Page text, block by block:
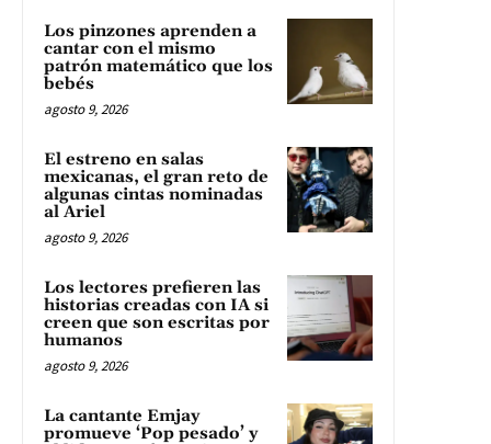
Los pinzones aprenden a
cantar con el mismo
patrón matemático que los
bebés
agosto 9, 2026
El estreno en salas
mexicanas, el gran reto de
algunas cintas nominadas
al Ariel
agosto 9, 2026
Los lectores prefieren las
historias creadas con IA si
creen que son escritas por
humanos
agosto 9, 2026
La cantante Emjay
promueve ‘Pop pesado’ y